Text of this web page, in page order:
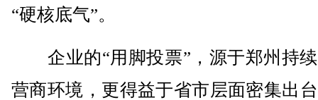
“硬核底气”。
企业的“用脚投票”，源于郑州持
营商环境，更得益于省市层面密集出